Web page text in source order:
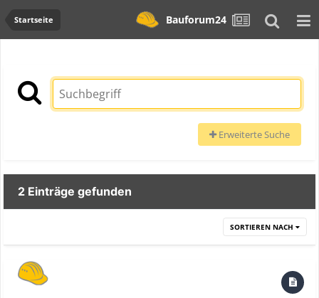
Startseite Bauforum24
Erweiterte Suche
2 Einträge gefunden
SORTIEREN NACH